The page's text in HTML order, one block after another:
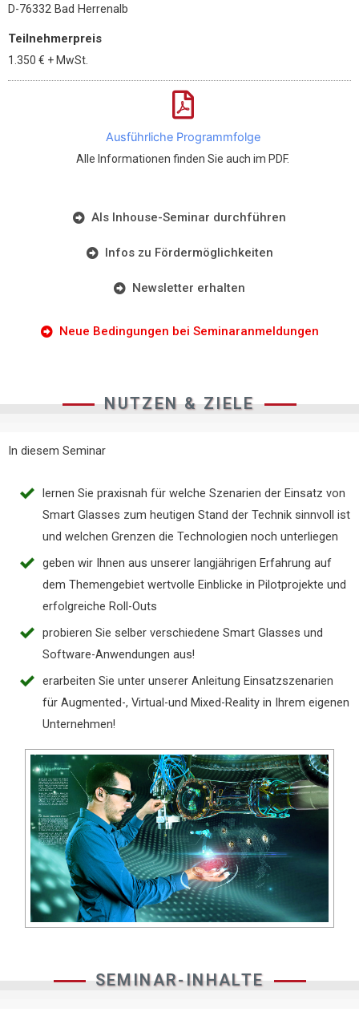
D-76332 Bad Herrenalb
Teilnehmerpreis
1.350 € + MwSt.
Ausführliche Programmfolge
Alle Informationen finden Sie auch im PDF.
Als Inhouse-Seminar durchführen
Infos zu Fördermöglichkeiten
Newsletter erhalten
Neue Bedingungen bei Seminaranmeldungen
NUTZEN & ZIELE
In diesem Seminar
lernen Sie praxisnah für welche Szenarien der Einsatz von
Smart Glasses zum heutigen Stand der Technik sinnvoll ist
und welchen Grenzen die Technologien noch unterliegen
geben wir Ihnen aus unserer langjährigen Erfahrung auf
dem Themengebiet wertvolle Einblicke in Pilotprojekte und
erfolgreiche Roll-Outs
probieren Sie selber verschiedene Smart Glasses und
Software-Anwendungen aus!
erarbeiten Sie unter unserer Anleitung Einsatzszenarien
für Augmented-, Virtual-und Mixed-Reality in Ihrem eigenen
Unternehmen!
SEMINAR-INHALTE